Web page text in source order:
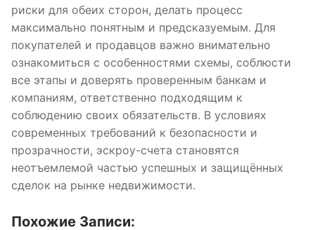
риски для обеих сторон, делать процесс
максимально понятным и предсказуемым. Для
покупателей и продавцов важно внимательно
ознакомиться с особенностями схемы, соблюсти
все этапы и доверять проверенным банкам и
компаниям, ответственно подходящим к
соблюдению своих обязательств. В условиях
современных требований к безопасности и
прозрачности, эскроу-счета становятся
неотъемлемой частью успешных и защищённых
сделок на рынке недвижимости.
Похожие Записи: